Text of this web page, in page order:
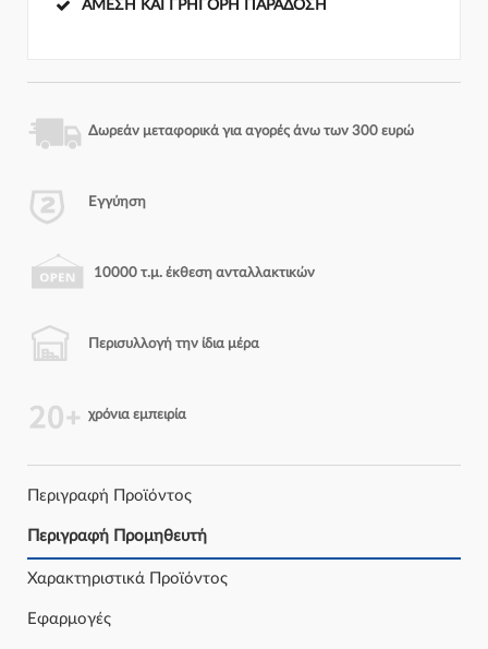
ΆΜΕΣΗ ΚΑΙ ΓΡΉΓΟΡΗ ΠΑΡΆΔΟΣΗ
Δωρεάν μεταφορικά για αγορές άνω των 300 ευρώ
Εγγύηση
10000 τ.μ. έκθεση ανταλλακτικών
Περισυλλογή την ίδια μέρα
χρόνια εμπειρία
Περιγραφή Προϊόντος
Περιγραφή Προμηθευτή
Χαρακτηριστικά Προϊόντος
Εφαρμογές